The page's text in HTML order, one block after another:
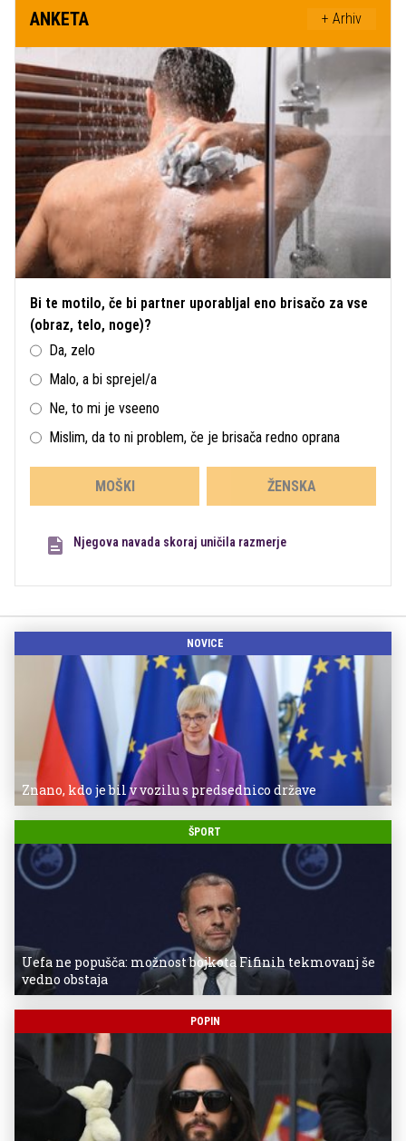
ANKETA + Arhiv
Bi te motilo, če bi partner uporabljal eno brisačo za vse
(obraz, telo, noge)?
Da, zelo
Malo, a bi sprejel/a
Ne, to mi je vseeno
Mislim, da to ni problem, če je brisača redno oprana
MOŠKI ŽENSKA
Njegova navada skoraj uničila razmerje
NOVICE
Znano, kdo je bil v vozilu s predsednico države
ŠPORT
Uefa ne popušča: možnost bojkota Fifinih tekmovanj še
vedno obstaja
POPIN